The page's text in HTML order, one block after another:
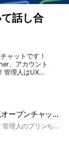
話し合
ャットです！
、アカウント
理人はUXRC
す！ オプ
マリオメーカー2好きの雑談・交流オープンチャット
⚠️初期アイコンでの参加リクは弾きます 管理人のプリンちゃんです！ ・コースID掲示板でのコース宣伝 ・演奏コースや装飾のアドバイス ・みんバトのコツやフレ戦募集など ・伸びるコースの作り方 など マリメ勢であれば大歓迎です！ また人気ランキング上位勢も多いため 有益なアドバイスもたくさん貰えます！ まずは下の説明文を読んでください！ 🟥このオープンチャットは、マリオメーカー好きが集まる雑談多めなオープンチャットです。 エンジョイ勢ガチ勢問わず、マリメが好きな人なら誰でも参加して欲しいです！ マリメを持っていなくても大丈夫🙆🏻‍♀️ROM専も大丈夫です！ 最初からタメ大歓迎！✨ 💙💛❤このオプの魅力❤💛💙 ・職人ポイント全期間金メダル保持者が6名(世界Top100×4名、世界Top10×2名)在籍していてコースのアドバイスが貰える📖 ・とても賑やかなオプで楽しくトークができる😊 ・高浮上であればすぐにこのオプに馴染めて、みんなと仲良くなれる🤝 ・サブトークルームを活用したコミュニティが豊富✨ 例：自分のコースの魅力を存分にアピールできる「コースID掲示板」など 入ったら、大事なノートの確認お願いしますm(_ _)m ここまで説明文を読んでいただき 誠にありがとうございました✨ 貴方様の入室を心待ちにしております。 マリメ/マリメ2/マリオメーカー/マリオメーカー2/スーパーマリオメーカー/スーパーマリオメーカー2/SSM/SMM2 よつばぎるど/Fate/フェイト/CO-DA/コーダ/ちはや/ちはやYT/CHIHAYA/ちゃあ/chaa's/ヒカキン/HIKAKIN 明日香/明日香ちゃんねる/ぽこにゃん/しゅう/りょうすけ/りょうすけGames/ぴよきんぐ/でいすい/でいすいのゲームちゃんねる/時代が俺に追いついたGames/Dr.shoki/どくしょ/クサヤ人/しゃぷふら/べるりニキ/かわの/ハリティア/とぱんだ/読書/ ゲーム/ゲーム実況/ゲーム実況者/マリメ実況者/任天堂/ニンテンドー/Nintendo/NintendoSwitch 暇/暇人/雑談/誰でも/大歓迎